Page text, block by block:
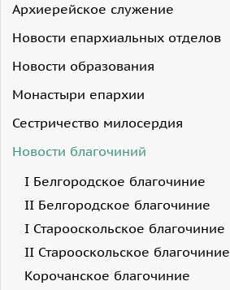
Архиерейское служение
Новости епархиальных отделов
Новости образования
Монастыри епархии
Сестричество милосердия
Новости благочиний
I Белгородское благочиние
II Белгородское благочиние
I Старооскольское благочиние
II Старооскольское благочиние
Корочанское благочиние